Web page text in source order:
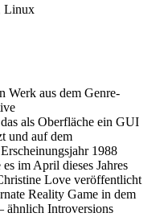
Linux
Werk aus dem Genre-
als Oberfläche ein GUI
und auf dem
1988
im April dieses Jahres
Love veröffentlicht
Reality Game in dem
ähnlich Introversions